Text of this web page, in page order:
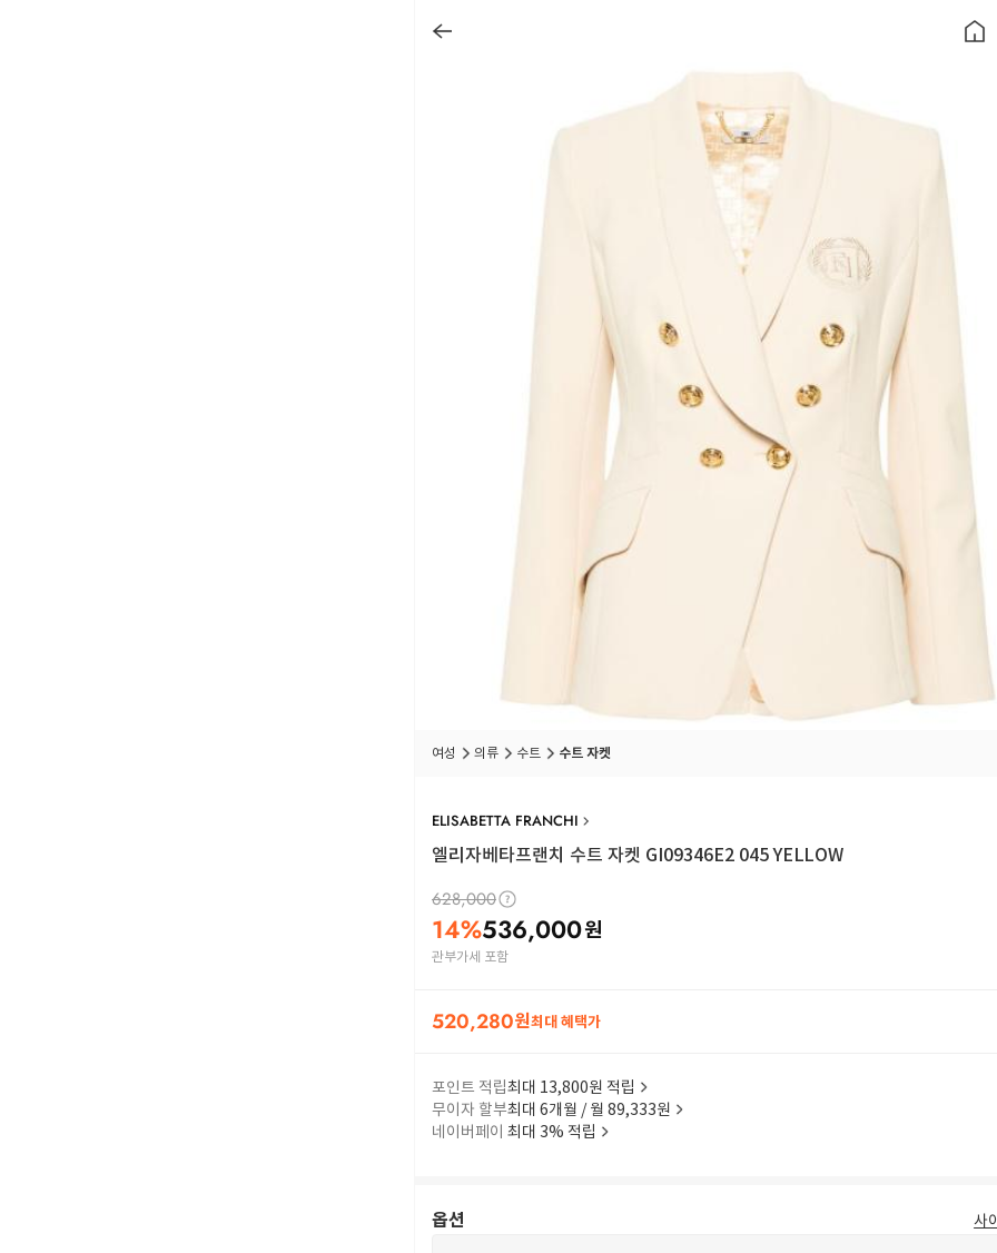
여성 의류 수트 수트 자켓
ELISABETTA FRANCHI
엘리자베타프랜치 수트 자켓 GI09346E2 045 YELLOW
628,000
14%536,000원
관부가세 포함
520,280원최대 혜택가
포인트 적립최대 13,800원 적립
무이자 할부최대 6개월 / 월 89,333원
네이버페이 최대 3% 적립
옵션 사